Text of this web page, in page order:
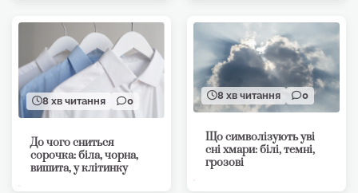
8 хв читання 0
До чого сниться
сорочка: біла, чорна,
вишита, у клітинку
8 хв читання 0
Що символізують уві
сні хмари: білі, темні,
грозові